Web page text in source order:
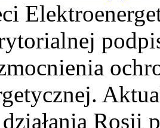
Rosji